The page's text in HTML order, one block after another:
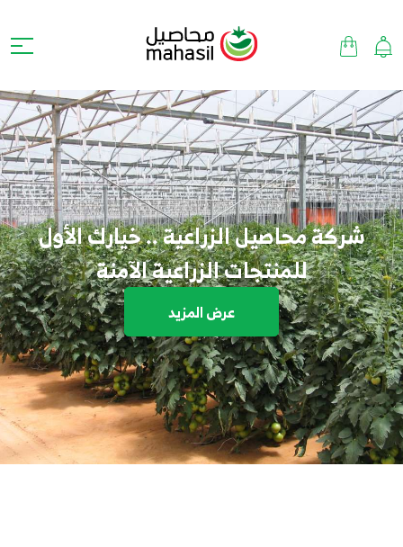
شركة محاصيل الزراعية .. خيارك الأول
للمنتجات الزراعية الآمنة
عرض المزيد